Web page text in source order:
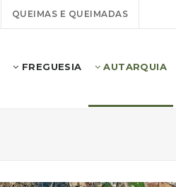
QUEIMAS E QUEIMADAS
FREGUESIA AUTARQUIA